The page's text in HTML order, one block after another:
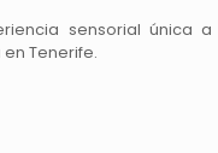
sensorial única a
Tenerife.